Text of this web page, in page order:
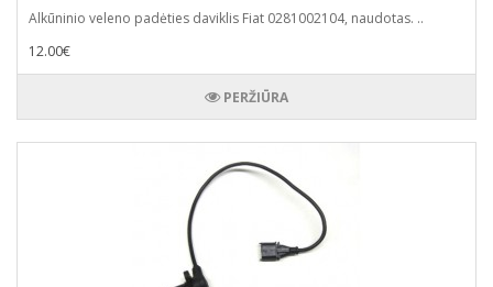
Alkūninio veleno padėties daviklis Fiat 0281002104, naudotas. ..
12.00€
PERŽIŪRA